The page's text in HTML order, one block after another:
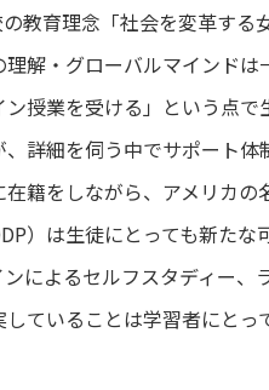
教育理念「社会を変革する
解・グローバルマインドは
授業を受ける」という点
詳細を伺う中でサポート
籍をしながら、アメリカ
）は生徒にとっても新た
によるセルフスタディー
ていることは学習者にと